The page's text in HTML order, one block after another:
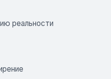
реальности